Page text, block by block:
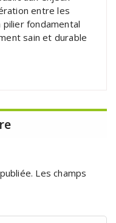
entre les
fondamental
sain et durable
Les champs